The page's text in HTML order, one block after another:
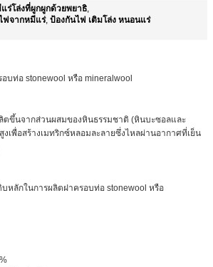
ร่โล่งที่ผูกผูกด้วยพยาธิ,
ฟจากหมีแร่, ป้องกันไฟ เติมโล่ง หนอนแร่
บท่อ stonewool หรือ mineralwool
ขึ้นจากส่วนผสมของหินธรรมชาติ (หินบะซอลและ
เพื่อสร้างเมทริกซ์หลอมละลายซึ่งไหลผ่านอากาศที่เย็น
หลักในการผลิตฝาครอบท่อ stonewool หรือ